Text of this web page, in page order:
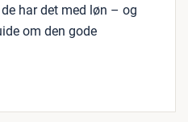
har det med løn – og
om den gode